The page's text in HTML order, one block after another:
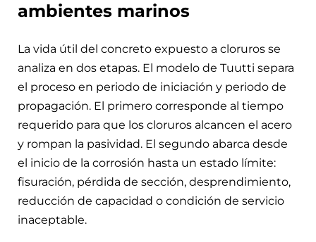
ambientes marinos
La vida útil del concreto expuesto a cloruros se
analiza en dos etapas. El modelo de Tuutti separa
el proceso en periodo de iniciación y periodo de
propagación. El primero corresponde al tiempo
requerido para que los cloruros alcancen el acero
y rompan la pasividad. El segundo abarca desde
el inicio de la corrosión hasta un estado límite:
fisuración, pérdida de sección, desprendimiento,
reducción de capacidad o condición de servicio
inaceptable.